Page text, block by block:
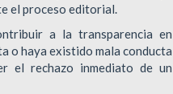
el proceso editorial.
a la transparencia en
o haya existido mala conducta
el rechazo inmediato de un